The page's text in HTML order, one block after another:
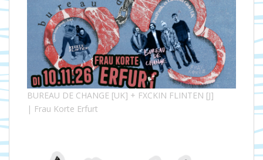
BUREAU DE CHANGE [UK] + FXCKIN FLINTEN [J]
| Frau Korte Erfurt